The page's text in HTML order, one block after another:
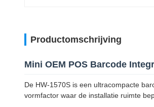
Productomschrijving
Mini OEM POS Barcode
De HW-1570S is een ultracompacte
vormfactor waar de installatie ruimte